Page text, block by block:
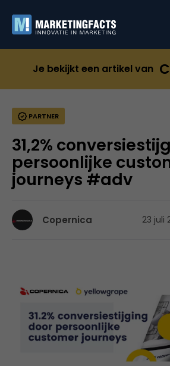
Je bekijkt een artikel van
PARTNER
31,2%
persoonlijke
journeys #adv
Copernica 23 juli